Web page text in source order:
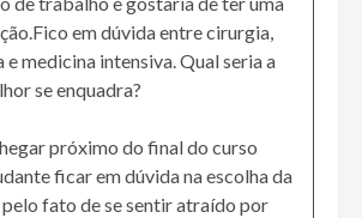
em dúvida entre cirurgia,
medicina intensiva. Qual seria a
se enquadra?
próximo do final do curso
ficar em dúvida na escolha da
fato de se sentir atraído por